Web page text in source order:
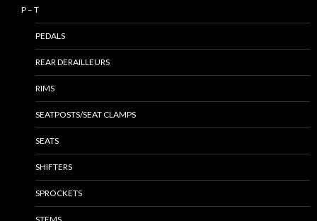
P – T
PEDALS
REAR DERAILLEURS
RIMS
SEATPOSTS/SEAT CLAMPS
SEATS
SHIFTERS
SPROCKETS